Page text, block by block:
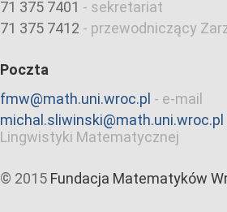
71 375 7401 - sekretariat
71 375 7412 - przewodniczący
Poczta
fmw@math.uni.wroc.pl - e-mail
michal.sliwinski@math.uni.wroc.pl
Lingwistyki Matematycznej
© 2015 Fundacja Matematyków